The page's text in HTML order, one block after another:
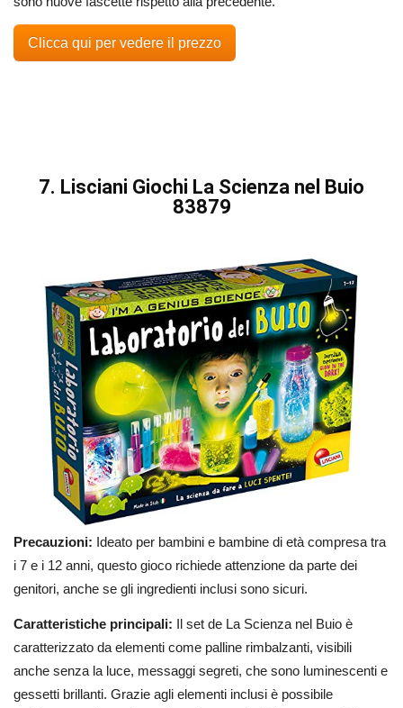
Clicca qui per vedere il prezzo
7. Lisciani Giochi La Scienza nel Buio
83879
Precauzioni: Ideato per bambini e bambine di età compresa tra
i 7 e i 12 anni, questo gioco richiede attenzione da parte dei
genitori, anche se gli ingredienti inclusi sono sicuri.
Caratteristiche principali: Il set de La Scienza nel Buio è
caratterizzato da elementi come palline rimbalzanti, visibili
anche senza la luce, messaggi segreti, che sono luminescenti e
gessetti brillanti. Grazie agli elementi inclusi è possibile